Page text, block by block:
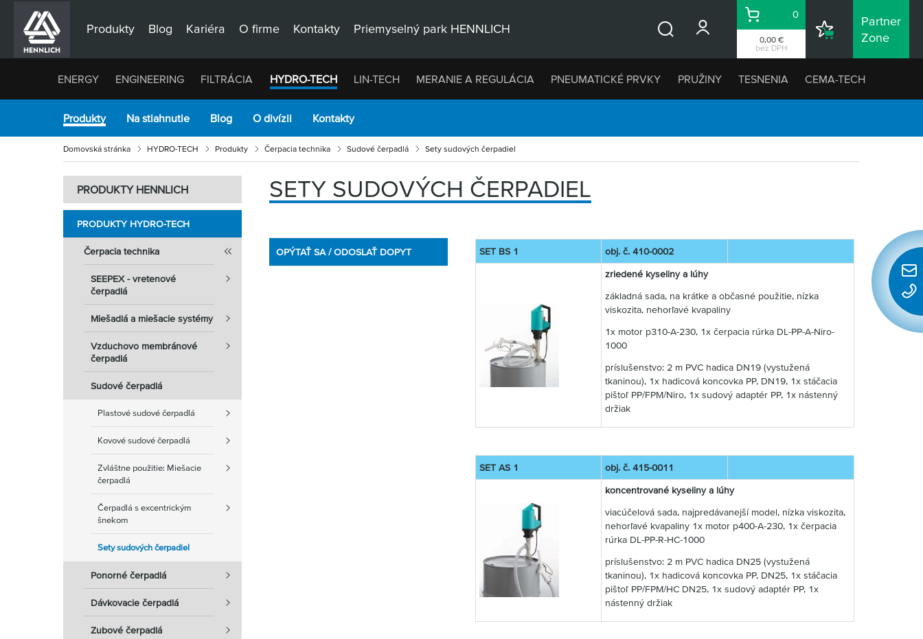
Produkty Blog Kariéra O firme Kontakty Priemyselný park HENNLICH
0,00 €
bez DPH
Košík
0
Nákupný
Partner
Zone
ENERGY ENGINEERING FILTRÁCIA HYDRO-TECH LIN-TECH MERANIE A REGULÁCIA PNEUMATICKÉ PRVKY PRUŽINY TESNENIA CEMA-TECH
Produkty Na stiahnutie Blog O divízii Kontakty
Domovská stránka HYDRO-TECH Produkty Čerpacia technika Sudové čerpadlá Sety sudových čerpadiel
PRODUKTY HENNLICH
PRODUKTY HYDRO-TECH
Čerpacia technika
SEEPEX - vretenové
čerpadlá
Miešadlá a miešacie systémy
Vzduchovo membránové
čerpadlá
Sudové čerpadlá
Plastové sudové čerpadlá
Kovové sudové čerpadlá
Zvláštne použitie: Miešacie
čerpadlá
Čerpadlá s excentrickým
šnekom
Sety sudových čerpadiel
Ponorné čerpadlá
Dávkovacie čerpadlá
Zubové čerpadlá
SETY SUDOVÝCH ČERPADIEL
OPÝTAŤ SA / ODOSLAŤ DOPYT SET BS 1 obj. č. 410-0002
zriedené kyseliny a lúhy
základná sada, na krátke a občasné použitie, nízka
viskozita, nehorľavé kvapaliny
1x motor p310-A-230, 1x čerpacia rúrka DL-PP-A-Niro-
1000
príslušenstvo: 2 m PVC hadica DN19 (vystužená
tkaninou), 1x hadicová koncovka PP, DN19, 1x stáčacia
pištoľ PP/FPM/Niro, 1x sudový adaptér PP, 1x nástenný
držiak
SET AS 1 obj. č. 415-0011
koncentrované kyseliny a lúhy
viacúčelová sada, najpredávanejší model, nízka viskozita,
nehorľavé kvapaliny 1x motor p400-A-230, 1x čerpacia
rúrka DL-PP-R-HC-1000
príslušenstvo: 2 m PVC hadica DN25 (vystužená
tkaninou), 1x hadicová koncovka PP, DN25, 1x stáčacia
pištoľ PP/FPM/HC DN25, 1x sudový adaptér PP, 1x
nástenný držiak